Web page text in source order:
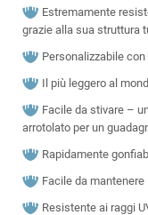
Estremamente
grazie alla sua struttura
Personalizzabile
Il più leggero al
Facile da stivare –
arrotolato per un
Rapidamente
Facile da
Resistente ai raggi